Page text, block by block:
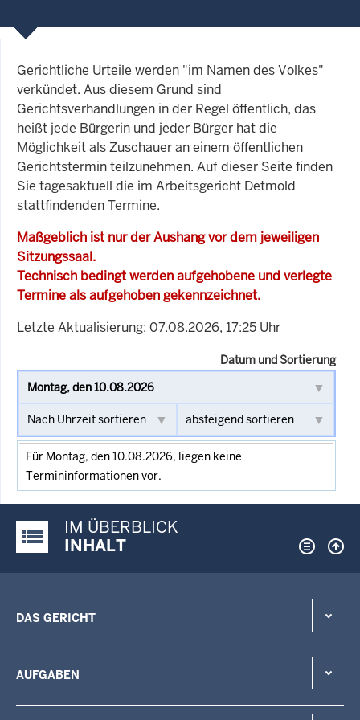
Gerichtliche Urteile werden "im Namen des Volkes"
verkündet. Aus diesem Grund sind
Gerichtsverhandlungen in der Regel öffentlich, das
heißt jede Bürgerin und jeder Bürger hat die
Möglichkeit als Zuschauer an einem öffentlichen
Gerichtstermin teilzunehmen. Auf dieser Seite finden
Sie tagesaktuell die im Arbeitsgericht Detmold
stattfindenden Termine.
Maßgeblich ist nur der Aushang vor dem jeweiligen
Sitzungssaal.
Technisch bedingt werden aufgehobene und verlegte
Termine als aufgehoben gekennzeichnet.
Letzte Aktualisierung: 07.08.2026, 17:25 Uhr
Datum und Sortierung
Für Montag, den 10.08.2026, liegen keine
Termininformationen vor.
Justiz-Portal im Überblick:
IM ÜBERBLICK
INHALT
DAS GERICHT
AUFGABEN